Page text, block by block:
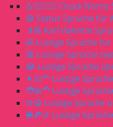
💪🏻🧔🏼‍♂️ Chuck Norris
😅 Status Sprüche für
👴🏼 Karl Valentin
🤣 Lustige Sprüche
😧 Lustige Sprüche
😂 Lustige Sprüche
👩🏻‍🦰 Lustige
🧑🏼‍🦱 Lustige
🍺😂 Lustige Sprüche
🍔🍕🍖 Lustige